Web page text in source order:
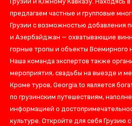
предлагаем частные и групповые
Грузии с возможностью добавления
и Азербайджан — охватывающие
горные тропы и объекты Всемирного
Наша команда экспертов также
мероприятия, свадьбы на выезде и
Кроме туров, Georgia.to является
по грузинским путешествиям,
информацией о
культуре. Откройте для себя Грузию